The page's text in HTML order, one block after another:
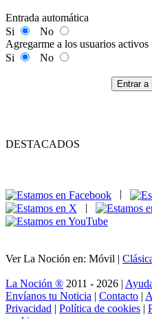
Entrada automática
Si
No
Agregarme a los usuarios activos
Si
No
Entrar a
DESTACADOS
|
Ver La Noción en: Móvil |
La Noción ® 2011 - 2026 |
Envíanos tu Noticia | Contacto |
Privacidad | Política de cookies |